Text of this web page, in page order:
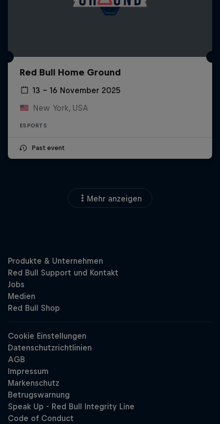
Red Bull Home Ground
13 – 16 November 2025
New York, USA
ESPORTS
Past event
Mehr anzeigen